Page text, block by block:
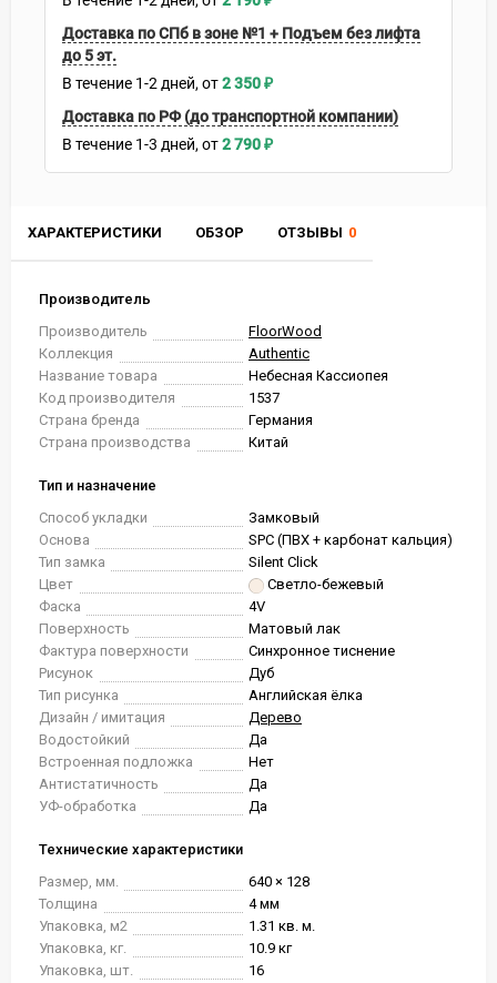
ХАРАКТЕРИСТИКИ ОБЗОР ОТЗЫВЫ 0
Производитель
Производитель
FloorWood
Коллекция
Authentic
Название товара
Небесная Кассиопея
Код производителя
1537
Страна бренда
Германия
Страна производства
Китай
Тип и назначение
Способ укладки
Замковый
Основа
SPC (ПВХ + карбонат кальция)
Тип замка
Silent Click
Цвет
Светло-бежевый
Фаска
4V
Поверхность
Матовый лак
Фактура поверхности
Синхронное тиснение
Рисунок
Дуб
Тип рисунка
Английская ёлка
Дизайн / имитация
Дерево
Водостойкий
Да
Встроенная подложка
Нет
Антистатичность
Да
УФ-обработка
Да
Технические характеристики
Размер, мм.
640 × 128
Толщина
4 мм
Упаковка, м2
1.31 кв. м.
Упаковка, кг.
10.9 кг
Упаковка, шт.
16
Доставка по СПб в зоне №1 + Подъем без лифта
до 5 эт.
В течение 1-2 дней 2 350₽
Доставка по РФ (до транспортной компании)
В течение 1-3 дней 2 790₽